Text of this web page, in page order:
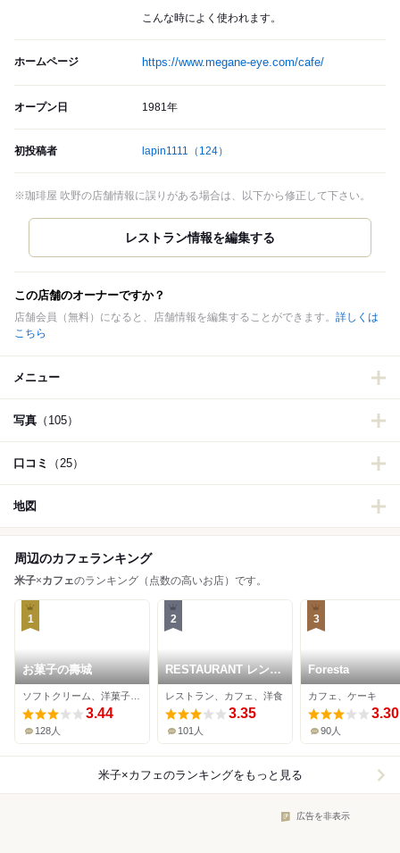
こんな時によく使われます。
ホームページ https://www.megane-eye.com/cafe/
オープン日 1981年
初投稿者 lapin1111 （124）
※珈琲屋 吹野の店舗情報に誤りがある場合は、以下から修正して下さい。
この店舗のオーナーですか？
店舗会員（無料）になると、店舗情報を編集することができます。 詳しくは
こちら
メニュー
写真 （105）
口コミ （25）
地図
周辺のカフェランキング
米子×カフェのランキング（点数の高いお店）です。
1
お菓子の壽城
3.44
128人
2
RESTAURANT レンガ
屋
レストラン、カフェ、洋食
3.35
101人
3
Foresta
カフェ、ケーキ
3.30
90人
米子×カフェのランキングをもっと見る
広告を非表示